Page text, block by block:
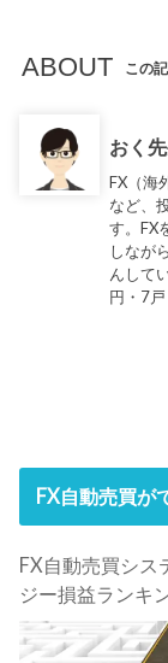
ABOUT この
おく
FX（海
など、
す。FX
しなが
んして
円・7
FX自動売買が
FX自動売買シス
ジー損益ランキ